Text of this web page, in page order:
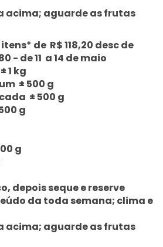
acima; aguarde as frutas
de R$ 118,20 desc de
- de 11 a 14 de maio
1 kg
± 500 g
± 500 g
g
g
depois seque e reserve
da toda semana; clima e
acima; aguarde as frutas